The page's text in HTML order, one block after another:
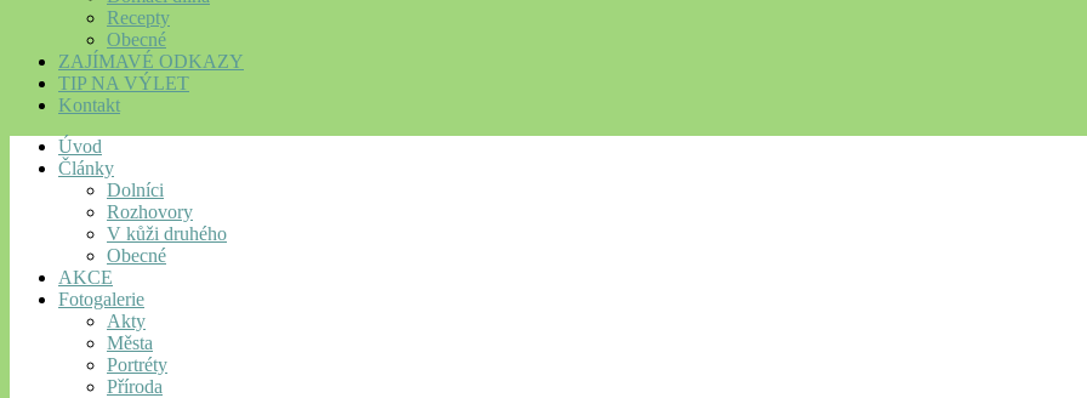
Recepty
Obecné
ZAJÍMAVÉ ODKAZY
TIP NA VÝLET
Kontakt
Úvod
Články
Dolníci
Rozhovory
V kůži druhého
Obecné
AKCE
Fotogalerie
Akty
Města
Portréty
Příroda